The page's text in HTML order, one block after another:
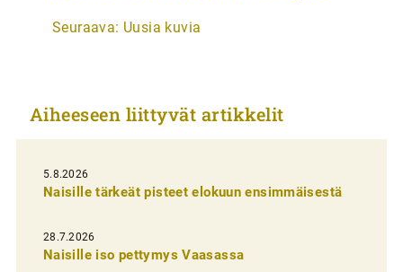
t
k
e
l
i
e
n
Seuraava: Uusia kuvia
Aiheeseen liittyvät artikkelit
5.8.2026
Naisille tärkeät pisteet elokuun ensimmäisestä
28.7.2026
Naisille iso pettymys Vaasassa